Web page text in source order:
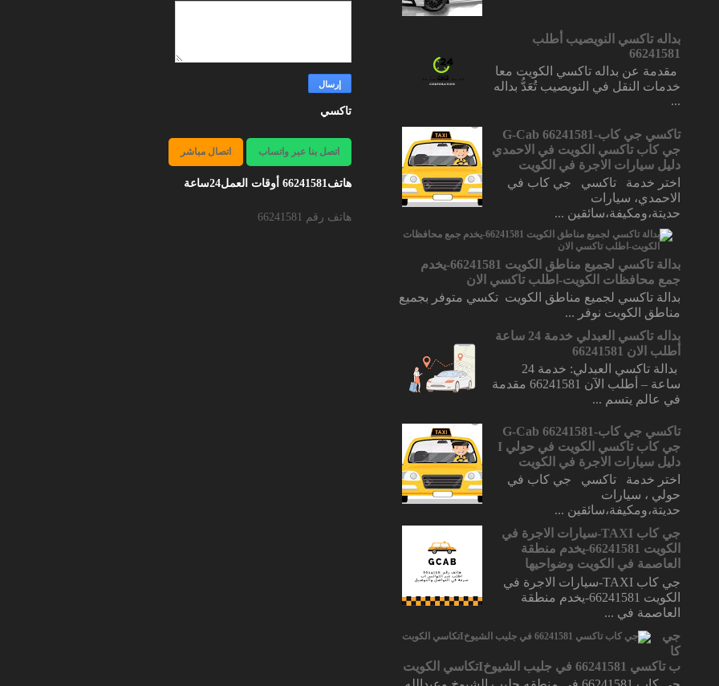
بداله تاكسي النويصيب أطلب
66241581
مقدمة عن بداله تاكسي الكويت معا
خدمات النقل في النويصيب تُعَدُّ بداله
...
تاكسي جي كاب-66241581 G-Cab
جي كاب تاكسي الكويت في الاحمدي
دليل سيارات الاجرة في الكويت
اختر خدمة تاكسي جي كاب في
الاحمدي، سيارات
حديتة،ومكيفة،سائقين ...
بدالة تاكسي لجميع مناطق الكويت 66241581-يخدم
جمع محافظات الكويت-اطلب تاكسي الان
بدالة تاكسي لجميع مناطق الكويت تكسي متوفر بجميع
مناطق الكويت نوفر ...
بداله تاكسي العبدلي خدمة 24 ساعة
أطلب الان 66241581
بدالة تاكسي العبدلي: خدمة 24
ساعة – أطلب الآن 66241581 مقدمة
في عالم يتسم ...
تاكسي جي كاب-66241581 G-Cab
جي كاب تاكسي الكويت في حولي I
دليل سيارات الاجرة في الكويت
اختر خدمة تاكسي جي كاب في
حولي ، سيارات
حديتة،ومكيفة،سائقين ...
جي كاب TAXI-سيارات الاجرة في
الكويت 66241581-يخدم منطقة
العاصمة في الكويت وضواحيها
جي كاب TAXI-سيارات الاجرة في
الكويت 66241581-يخدم منطقة
العاصمة في ...
جي
كا
ب تاكسي 66241581 في جليب الشيوخIتكاسي الكويت
تاكسي
اتصل بنا عبر واتساب اتصال مباشر
هاتف66241581 أوقات العمل24ساعة
هاتف رقم 66241581